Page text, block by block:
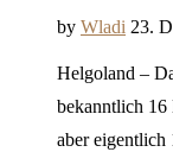
by Wladi 23.
Helgoland –
bekanntlich 16
aber